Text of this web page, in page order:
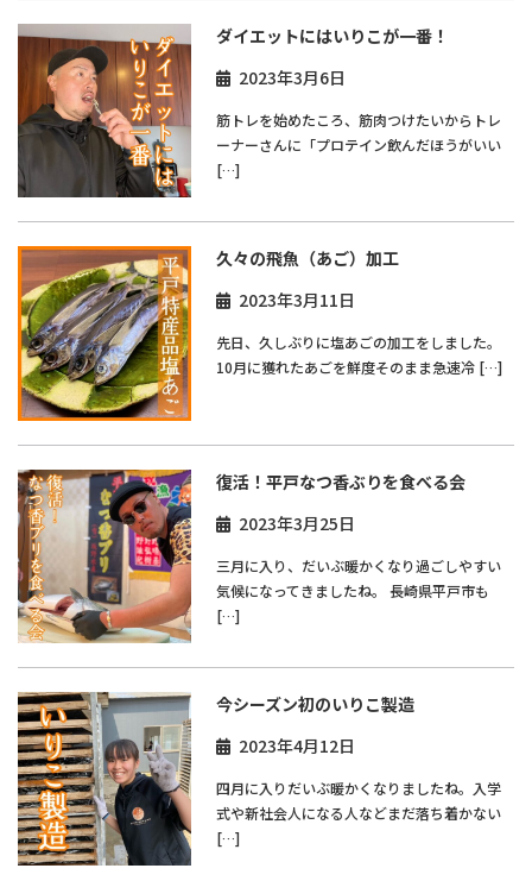
ダイエットにはいりこが一番！
2023年3月6日
筋トレを始めたころ、筋肉つけたいからトレ
ーナーさんに「プロテイン飲んだほうがいい
[…]
久々の飛魚（あご）加工
2023年3月11日
先日、久しぶりに塩あごの加工をしました。
10月に獲れたあごを鮮度そのまま急速冷 […]
復活！平戸なつ香ぶりを食べる会
2023年3月25日
三月に入り、だいぶ暖かくなり過ごしやすい
気候になってきましたね。 長崎県平戸市も
[…]
今シーズン初のいりこ製造
2023年4月12日
四月に入りだいぶ暖かくなりましたね。入学
式や新社会人になる人などまだ落ち着かない
[…]